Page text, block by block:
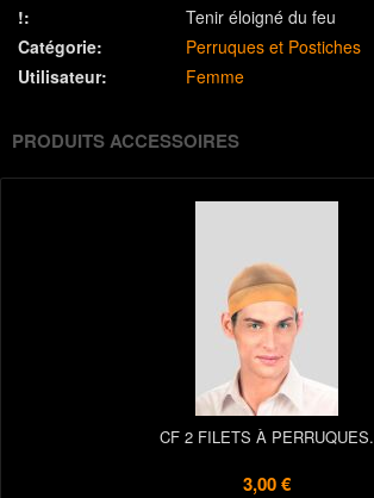
!:
Tenir éloigné du feu
Catégorie:
Perruques et Postiches
Utilisateur:
Femme
PRODUITS ACCESSOIRES
CF 2 FILETS À PERRUQUES.
3,00 €